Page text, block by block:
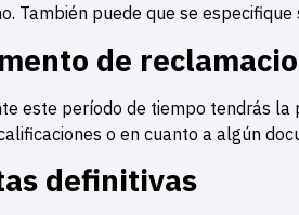
También puede que se
de
este período de tiempo tendrás
o en cuanto a algún
definitivas